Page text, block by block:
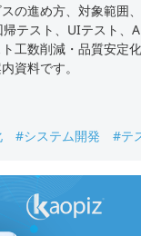
の進め方、対象範囲
テスト、UIテスト、
工数削減・品質安定
資料です。
#システム開発 #テ